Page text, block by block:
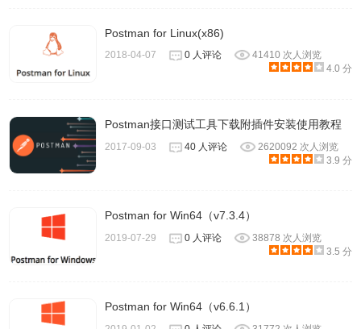
上传创建好的二进制文件，查看返回内容
Postman for Linux(x86)
2018-04-07 0 人评论
41410 次人浏览
4.0 分
Postman接口测试工具下载附插件安装使用教程
2017-09-03 40 人评论
2620092 次人浏览
3.9 分
Postman for Win64（v7.3.4）
2019-07-29 0 人评论
38878 次人浏览
3.5 分
Postman for Win64（v6.6.1）